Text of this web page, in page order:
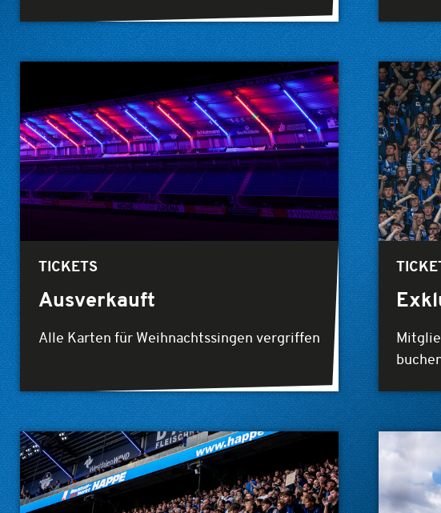
TICKETS
Ausverkauft
Alle Karten für Weihnachtssingen vergriffen